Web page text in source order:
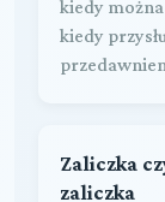
kiedy
kiedy
Zaliczka
zaliczka